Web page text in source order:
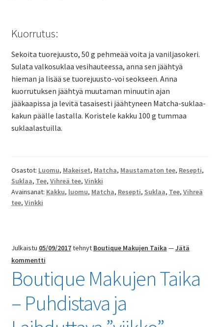
Kuorrutus:
Sekoita tuorejuusto, 50 g pehmeää voita ja vaniljasokeri.
Sulata valkosuklaa vesihauteessa, anna sen jäähtyä
hieman ja lisää se tuorejuusto-voi seokseen. Anna
kuorrutuksen jäähtyä muutaman minuutin ajan
jääkaapissa ja levitä tasaisesti jäähtyneen Matcha-suklaa-
kakun päälle lastalla. Koristele kakku 100 g tummaa
suklaalastuilla.
Osastot: Luomu, Makeiset, Matcha, Maustamaton tee, Resepti,
Suklaa, Tee, Vihreä tee, Vinkki
Avainsanat: Kakku, luomu, Matcha, Resepti, Suklaa, Tee, Vihreä
tee, Vinkki
Julkaistu 05/09/2017tehnyt Boutique Makujen Taika —Jätä
kommentti
Boutique Makujen Taika
– Puhdistava ja